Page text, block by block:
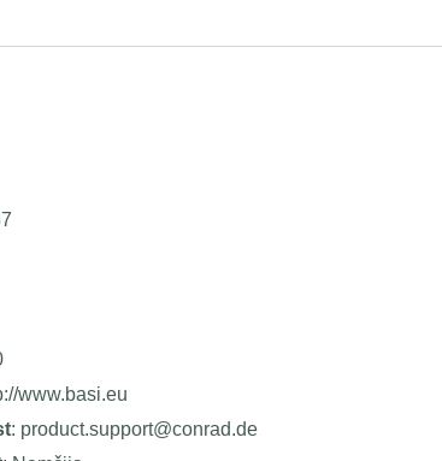
www.basi.eu
: product.support@conrad.de